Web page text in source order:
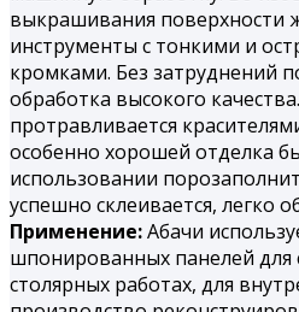
выкрашивания поверхности
инструменты с тонкими и
кромками. Без затруднений
обработка высокого
протравливается
особенно хорошей отделка
использовании
успешно склеивается, легко
Применение:Абачи
шпонированных панелей для
столярных работах, для